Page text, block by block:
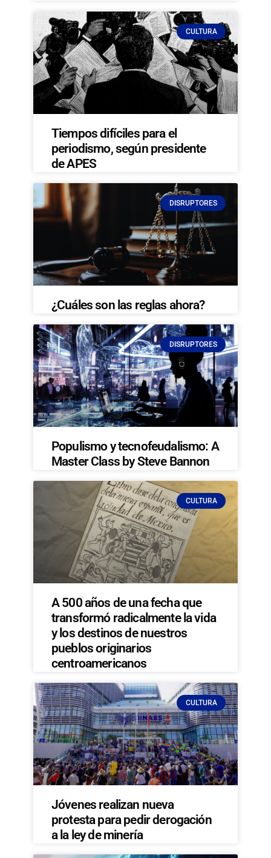
CULTURA
Tiempos difíciles para el
periodismo, según presidente
de APES
DISRUPTORES
¿Cuáles son las reglas ahora?
DISRUPTORES
Populismo y tecnofeudalismo: A
Master Class by Steve Bannon
CULTURA
A 500 años de una fecha que
transformó radicalmente la vida
y los destinos de nuestros
pueblos originarios
centroamericanos
CULTURA
Jóvenes realizan nueva
protesta para pedir derogación
a la ley de minería